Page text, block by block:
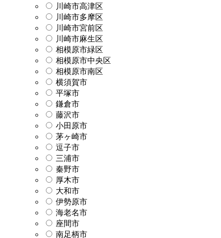
川崎市高津区
川崎市多摩区
川崎市宮前区
川崎市麻生区
相模原市緑区
相模原市中央区
相模原市南区
横須賀市
平塚市
鎌倉市
藤沢市
小田原市
茅ヶ崎市
逗子市
三浦市
秦野市
厚木市
大和市
伊勢原市
海老名市
座間市
南足柄市